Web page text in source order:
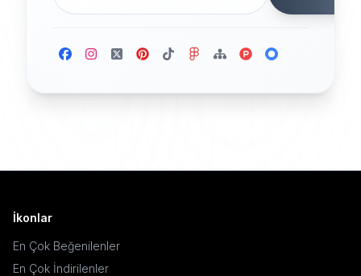
İkonlar
En Çok Beğenilenler
En Çok İndirilenler